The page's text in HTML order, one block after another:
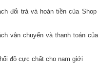
đổi trả và hoàn tiền của Shop
vận chuyển và thanh toán
đồ cực chất cho nam giới